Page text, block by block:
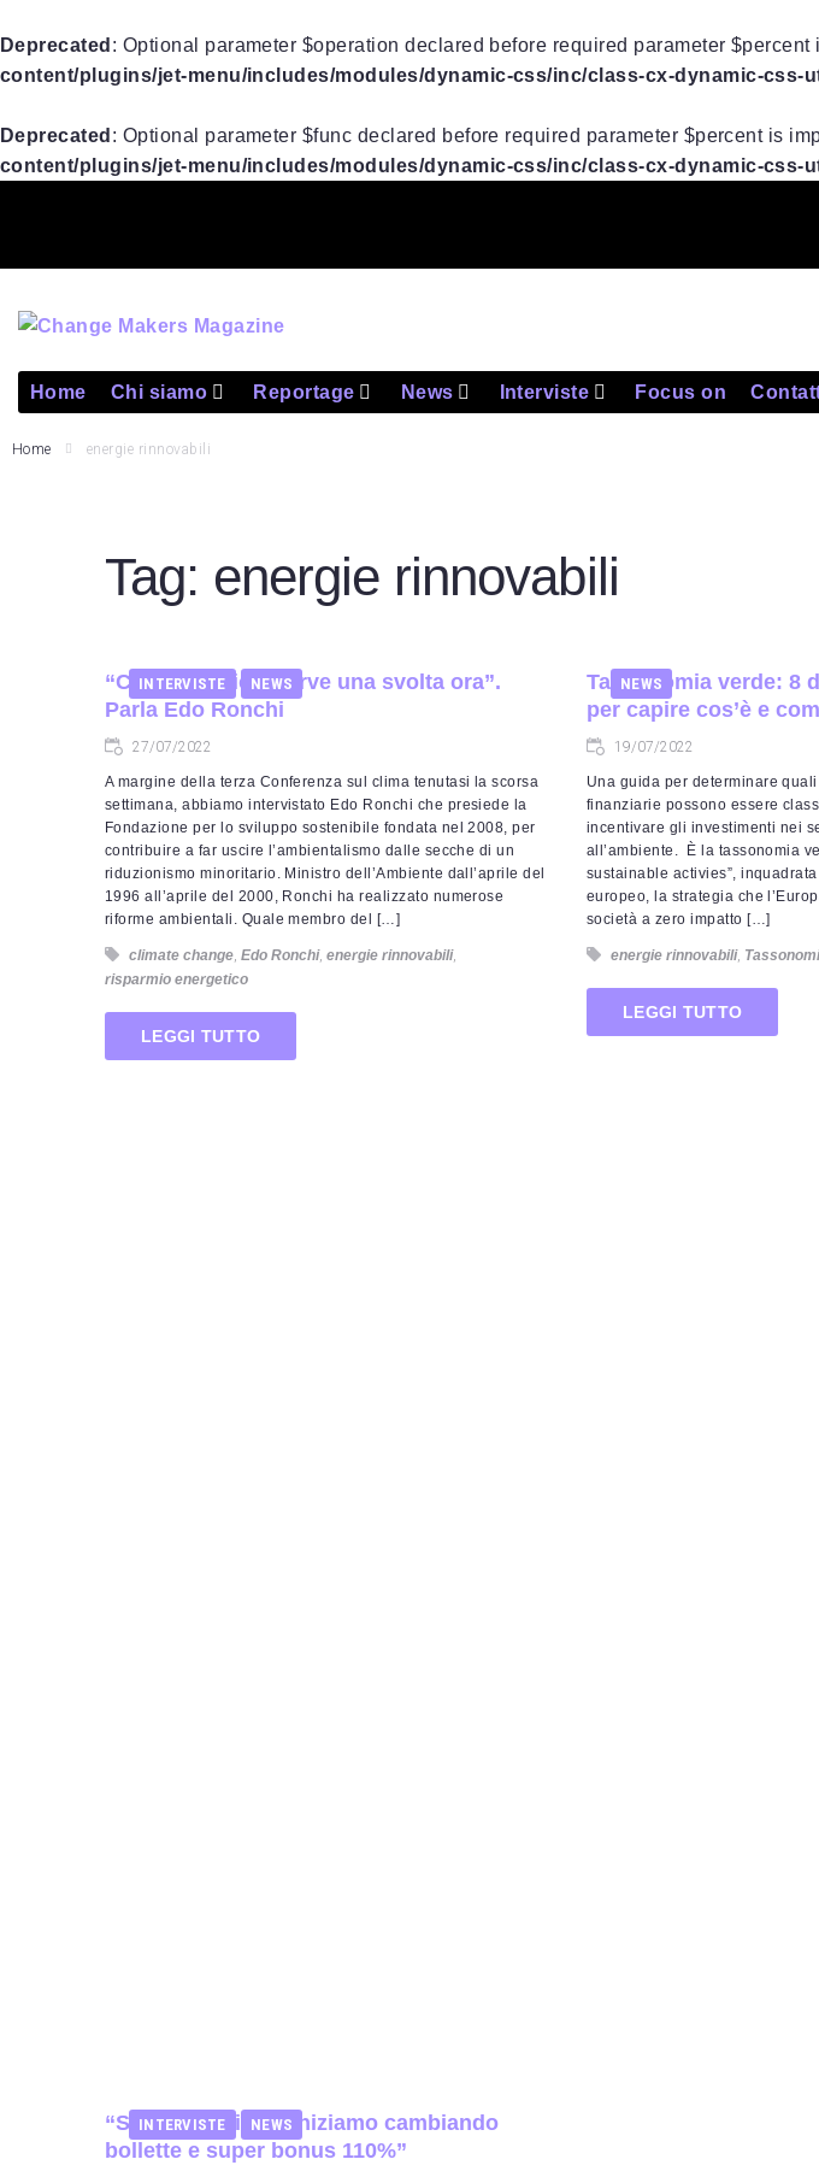
Deprecated : Optional parameter $operation declared before required parameter
content/plugins/jet-menu/includes/modules/dynamic-css/inc/class-cx-dynamic-css-
Deprecated : Optional parameter $func declared before required parameter $percent is
content/plugins/jet-menu/includes/modules/dynamic-css/inc/class-cx-dynamic-css-
Home Chi siamo Reportage News Interviste Focus on
Home energie rinnovabili
Tag: energie rinnovabili
INTERVISTE NEWS
“Crisi climatica, serve una svolta ora”.
Parla Edo Ronchi
27/07/2022
A margine della terza Conferenza sul clima tenutasi la scorsa
settimana, abbiamo intervistato Edo Ronchi che presiede la
Fondazione per lo sviluppo sostenibile fondata nel 2008, per
contribuire a far uscire l’ambientalismo dalle secche di un
riduzionismo minoritario. Ministro dell’Ambiente dall’aprile del
1996 all’aprile del 2000, Ronchi ha realizzato numerose
riforme ambientali. Quale membro del […]
climate change, Edo Ronchi, energie rinnovabili,
risparmio energetico
LEGGI TUTTO
NEWS
Tassonomia verde: 8
per capire cos’è e
19/07/2022
Una guida per determinare
finanziarie possono essere
incentivare gli investimenti nei
all’ambiente. È la tassonomia
sustainable activies”,
europeo, la strategia che
società a zero impatto […]
energie rinnovabili,
LEGGI TUTTO
INTERVISTE NEWS
“Salvare il clima? Iniziamo cambiando
bollette e super bonus 110%”